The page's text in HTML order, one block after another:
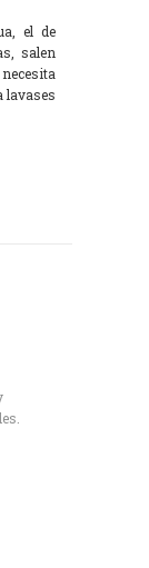
el de
salen
lavases